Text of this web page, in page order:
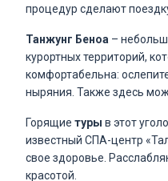
процедур сделают
Танжунг Беноа –
курортных территорий,
комфортабельна:
ныряния. Также здесь
Горящие туры в этот
известный СПА-центр
свое здоровье.
красотой.